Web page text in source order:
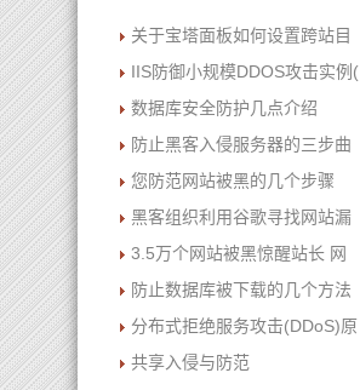
关于宝塔面板如何设置跨站目
IIS防御小规模DDOS攻击实例(
数据库安全防护几点介绍
防止黑客入侵服务器的三步曲
您防范网站被黑的几个步骤
黑客组织利用谷歌寻找网站漏
3.5万个网站被黑惊醒站长 网
防止数据库被下载的几个方法
分布式拒绝服务攻击(DDoS)原
共享入侵与防范